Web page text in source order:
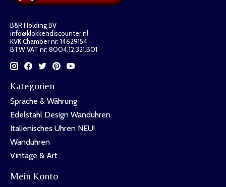
B&R Holding BV
info@klokkendiscounter.nl
KVK Chamber nr: 14629154
BTW VAT nr: 8004.12.321.B01
Kategorien
Sprache & Währung
Edelstahl Design Wanduhren
Italienisches Uhren NEU!
Wanduhren
Vintage & Art
Mein Konto